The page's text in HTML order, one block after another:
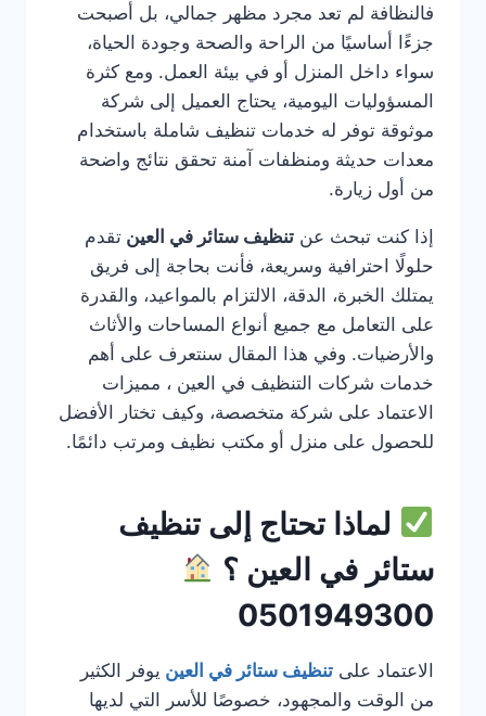
فالنظافة لم تعد مجرد مظهر جمالي، بل أصبحت
جزءًا أساسيًا من الراحة والصحة وجودة الحياة،
سواء داخل المنزل أو في بيئة العمل. ومع كثرة
المسؤوليات اليومية، يحتاج العميل إلى شركة
موثوقة توفر له خدمات تنظيف شاملة باستخدام
معدات حديثة ومنظفات آمنة تحقق نتائج واضحة
من أول زيارة.
إذا كنت تبحث عن تنظيف ستائر في العين تقدم
حلولًا احترافية وسريعة، فأنت بحاجة إلى فريق
يمتلك الخبرة، الدقة، الالتزام بالمواعيد، والقدرة
على التعامل مع جميع أنواع المساحات والأثاث
والأرضيات. وفي هذا المقال سنتعرف على أهم
خدمات شركات التنظيف في العين ، مميزات
الاعتماد على شركة متخصصة، وكيف تختار الأفضل
للحصول على منزل أو مكتب نظيف ومرتب دائمًا.
لماذا تحتاج إلى تنظيف
ستائر في العين ؟
0501949300
الاعتماد على تنظيف ستائر في العين يوفر الكثير
من الوقت والمجهود، خصوصًا للأسر التي لديها